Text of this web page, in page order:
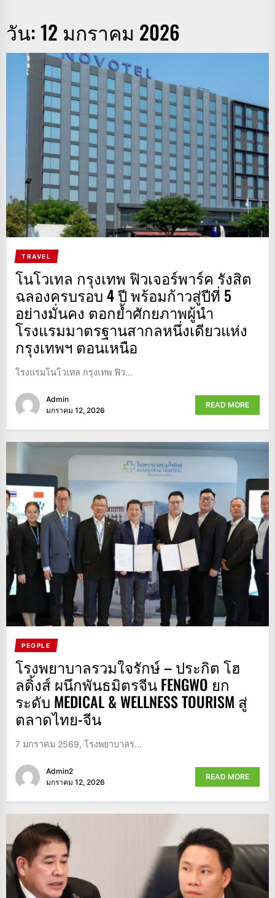
วัน:12 มกราคม 2026
TRAVEL
โนโวเทล กรุงเทพ ฟิวเจอร์พาร์ค รังสิต
ฉลองครบรอบ 4 ปี พร้อมก้าวสู่ปีที่ 5
อย่างมั่นคง ตอกย้ำศักยภาพผู้นำ
โรงแรมมาตรฐานสากลหนึ่งเดียวแห่ง
กรุงเทพฯ ตอนเหนือ
โรงแรมโนโวเทล กรุงเทพ ฟิว...
Admin
มกราคม 12, 2026
READ MORE
PEOPLE
โรงพยาบาลรวมใจรักษ์ – ประกิต โฮ
ลดิ้งส์ ผนึกพันธมิตรจีน FENGWO ยก
ระดับ MEDICAL & WELLNESS TOURISM สู่
ตลาดไทย-จีน
7 มกราคม 2569, โรงพยาบาลร...
Admin2
มกราคม 12, 2026
READ MORE